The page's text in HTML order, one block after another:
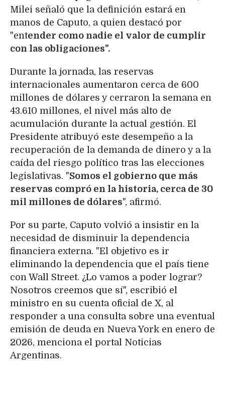
Milei señaló que la definición estará en
manos de Caputo, a quien destacó por
"entender como nadie el valor de cumplir
con las obligaciones".
Durante la jornada, las reservas
internacionales aumentaron cerca de 600
millones de dólares y cerraron la semana en
43.610 millones, el nivel más alto de
acumulación durante la actual gestión. El
Presidente atribuyó este desempeño a la
recuperación de la demanda de dinero y a la
caída del riesgo político tras las elecciones
legislativas. "Somos el gobierno que más
reservas compró en la historia, cerca de 30
mil millones de dólares", afirmó.
Por su parte, Caputo volvió a insistir en la
necesidad de disminuir la dependencia
financiera externa. "El objetivo es ir
eliminando la dependencia que el país tiene
con Wall Street. ¿Lo vamos a poder lograr?
Nosotros creemos que sí", escribió el
ministro en su cuenta oficial de X, al
responder a una consulta sobre una eventual
emisión de deuda en Nueva York en enero de
2026, menciona el portal Noticias
Argentinas.